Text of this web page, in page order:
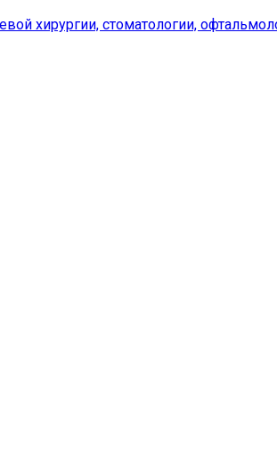
хирургии, стоматологии,